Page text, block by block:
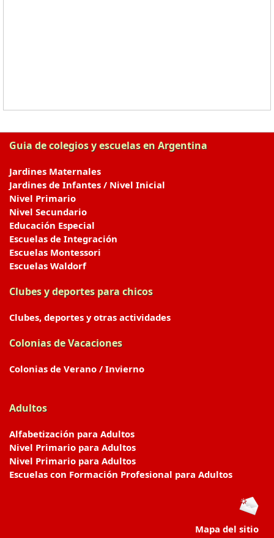
Guia de colegios y escuelas en Argentina
Jardines Maternales
Jardines de Infantes / Nivel Inicial
Nivel Primario
Nivel Secundario
Educación Especial
Escuelas de Integración
Escuelas Montessori
Escuelas Waldorf
Clubes y deportes para chicos
Clubes, deportes y otras actividades
Colonias de Vacaciones
Colonias de Verano / Invierno
Adultos
Alfabetización para Adultos
Nivel Primario para Adultos
Nivel Primario para Adultos
Escuelas con Formación Profesional para Adultos
Mapa del sitio